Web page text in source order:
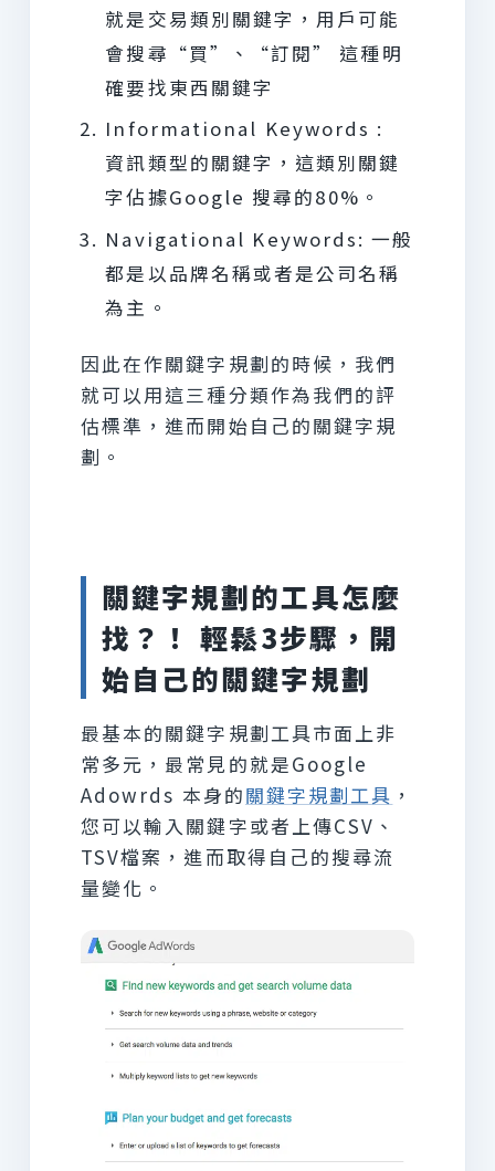
就是交易類別關鍵字，用戶可能
會搜尋“買”、“訂閱” 這種明
確要找東西關鍵字
Informational Keywords :
資訊類型的關鍵字，這類別關鍵
字佔據Google 搜尋的80%。
Navigational Keywords: 一般
都是以品牌名稱或者是公司名稱
為主。
因此在作關鍵字規劃的時候，我們
就可以用這三種分類作為我們的評
估標準，進而開始自己的關鍵字規
劃。
關鍵字規劃的工具怎麼
找？！ 輕鬆3步驟，開
始自己的關鍵字規劃
最基本的關鍵字規劃工具市面上非
常多元，最常見的就是Google
Adowrds 本身的關鍵字規劃工具 ，
您可以輸入關鍵字或者上傳CSV、
TSV檔案，進而取得自己的搜尋流
量變化。